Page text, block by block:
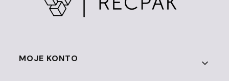
Linki w stopce
MOJE KONTO